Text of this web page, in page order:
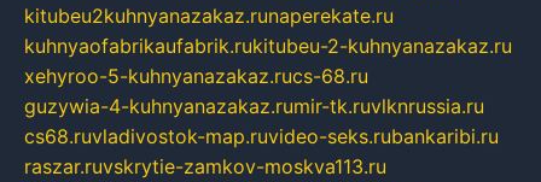
kitubeu2kuhnyanazakaz.runaperekate.ru
kuhnyaofabrikaufabrik.rukitubeu-2-kuhnyanazakaz.ru
xehyroo-5-kuhnyanazakaz.rucs-68.ru
guzywia-4-kuhnyanazakaz.rumir-tk.ruvlknrussia.ru
cs68.ruvladivostok-map.ruvideo-seks.rubankaribi.ru
raszar.ruvskrytie-zamkov-moskva113.ru